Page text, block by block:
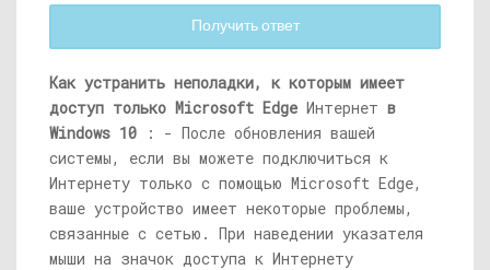
Получить ответ
Как устранить неполадки, к которым имеет
доступ только Microsoft Edge Интернет в
Windows 10 : - После обновления вашей
системы, если вы можете подключиться к
Интернету только с помощью Microsoft Edge,
ваше устройство имеет некоторые проблемы,
связанные с сетью. При наведении указателя
мыши на значок доступа к Интернету